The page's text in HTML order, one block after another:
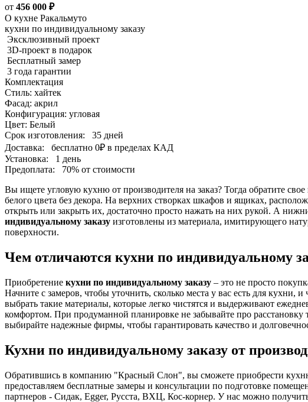
от 456 000 ₽
О кухне Ракальмуто
кухни по индивидуальному заказу
Эксклюзивный проект
3D-проект в подарок
Бесплатный замер
3 года гарантии
Комплектация
Стиль: хайтек
Фасад: акрил
Конфигурация: угловая
Цвет: Белый
Срок изготовления:
35 дней
Доставка:
бесплатно 0₽ в пределах КАД
Установка:
1 день
Предоплата:
70% от стоимости
Вы ищете угловую кухню от производителя на заказ? Тогда обратите
белого цвета без декора. На верхних створках шкафов и ящиках,
открыть или закрыть их, достаточно просто нажать на них рукой. А
индивидуальному заказу изготовлены из материала, имитирующего
поверхности.
Чем отличаются кухни по индивидуальному
Приобретение кухни по индивидуальному заказу – это не просто
Начните с замеров, чтобы уточнить, сколько места у вас есть для
выбрать такие материалы, которые легко чистятся и выдерживают
комфортом. При продуманной планировке не забывайте про
выбирайте надежные фирмы, чтобы гарантировать качество и
Кухни по индивидуальному заказу от
Обратившись в компанию "Красный Слон", вы сможете приобрести
предоставляем бесплатные замеры и консультации по подготовке
партнеров - Сидак, Egger, Русста, ВХЦ, Кос-корнер. У нас можно